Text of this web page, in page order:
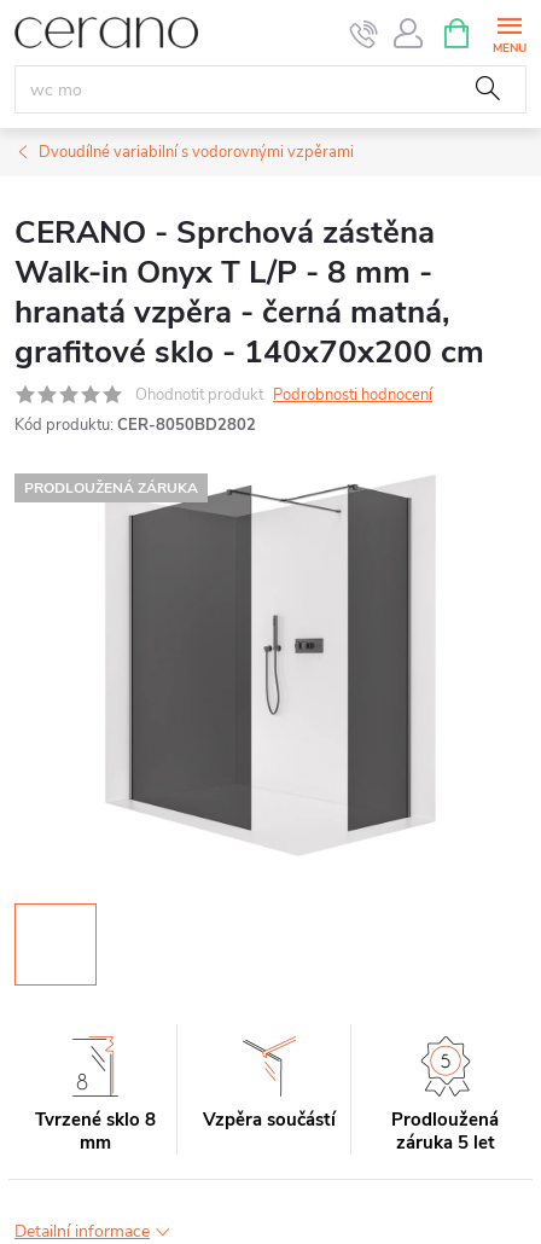
Přejít
na
obsah
NÁKUPNÍ
KOŠÍK
Dvoudílné variabilní s vodorovnými vzpěrami
CERANO - Sprchová zástěna
Walk-in Onyx T L/P - 8 mm -
hranatá vzpěra - černá matná,
grafitové sklo - 140x70x200 cm
Ohodnotit produkt Podrobnosti hodnocení
Kód produktu: CER-8050BD2802
PRODLOUŽENÁ ZÁRUKA
Tvrzené sklo 8
mm
Vzpěra součástí
Prodloužená
záruka 5 let
Detailní informace